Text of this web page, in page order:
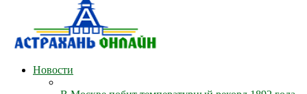
Новости